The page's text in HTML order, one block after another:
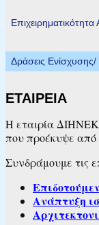
Δράσεις
ΕΤΑΙΡΕΙΑ
Η εταιρία
που προέκυψε από
Συνδράμουμε τις
Ανάπτυξη